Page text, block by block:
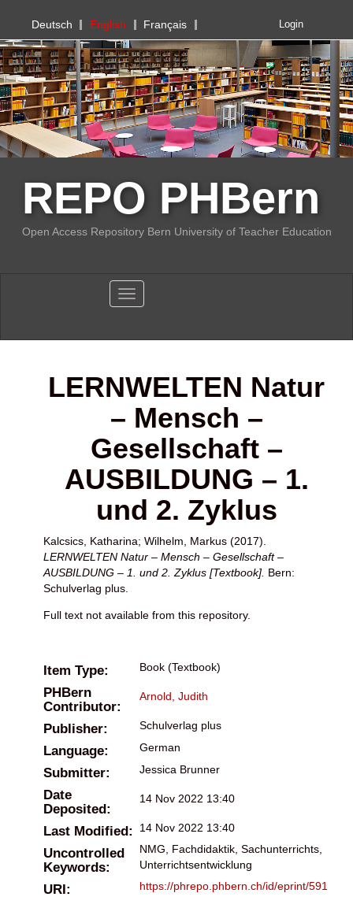
PHBern
Deutsch English Français Login
REPO PHBern
Open Access Repository Bern University of Teacher Education
Toggle navigation
LERNWELTEN Natur
– Mensch –
Gesellschaft –
AUSBILDUNG – 1.
und 2. Zyklus
Kalcsics, Katharina; Wilhelm, Markus (2017).
LERNWELTEN Natur – Mensch – Gesellschaft –
AUSBILDUNG – 1. und 2. Zyklus [Textbook]. Bern:
Schulverlag plus.
Full text not available from this repository.
Item Type: Book (Textbook)
PHBern
Contributor:
Arnold, Judith
Publisher: Schulverlag plus
Language: German
Submitter: Jessica Brunner
Date
Deposited:
14 Nov 2022 13:40
Last Modified: 14 Nov 2022 13:40
Uncontrolled
Keywords:
NMG, Fachdidaktik, Sachunterrichts,
Unterrichtsentwicklung
URI: https://phrepo.phbern.ch/id/eprint/591